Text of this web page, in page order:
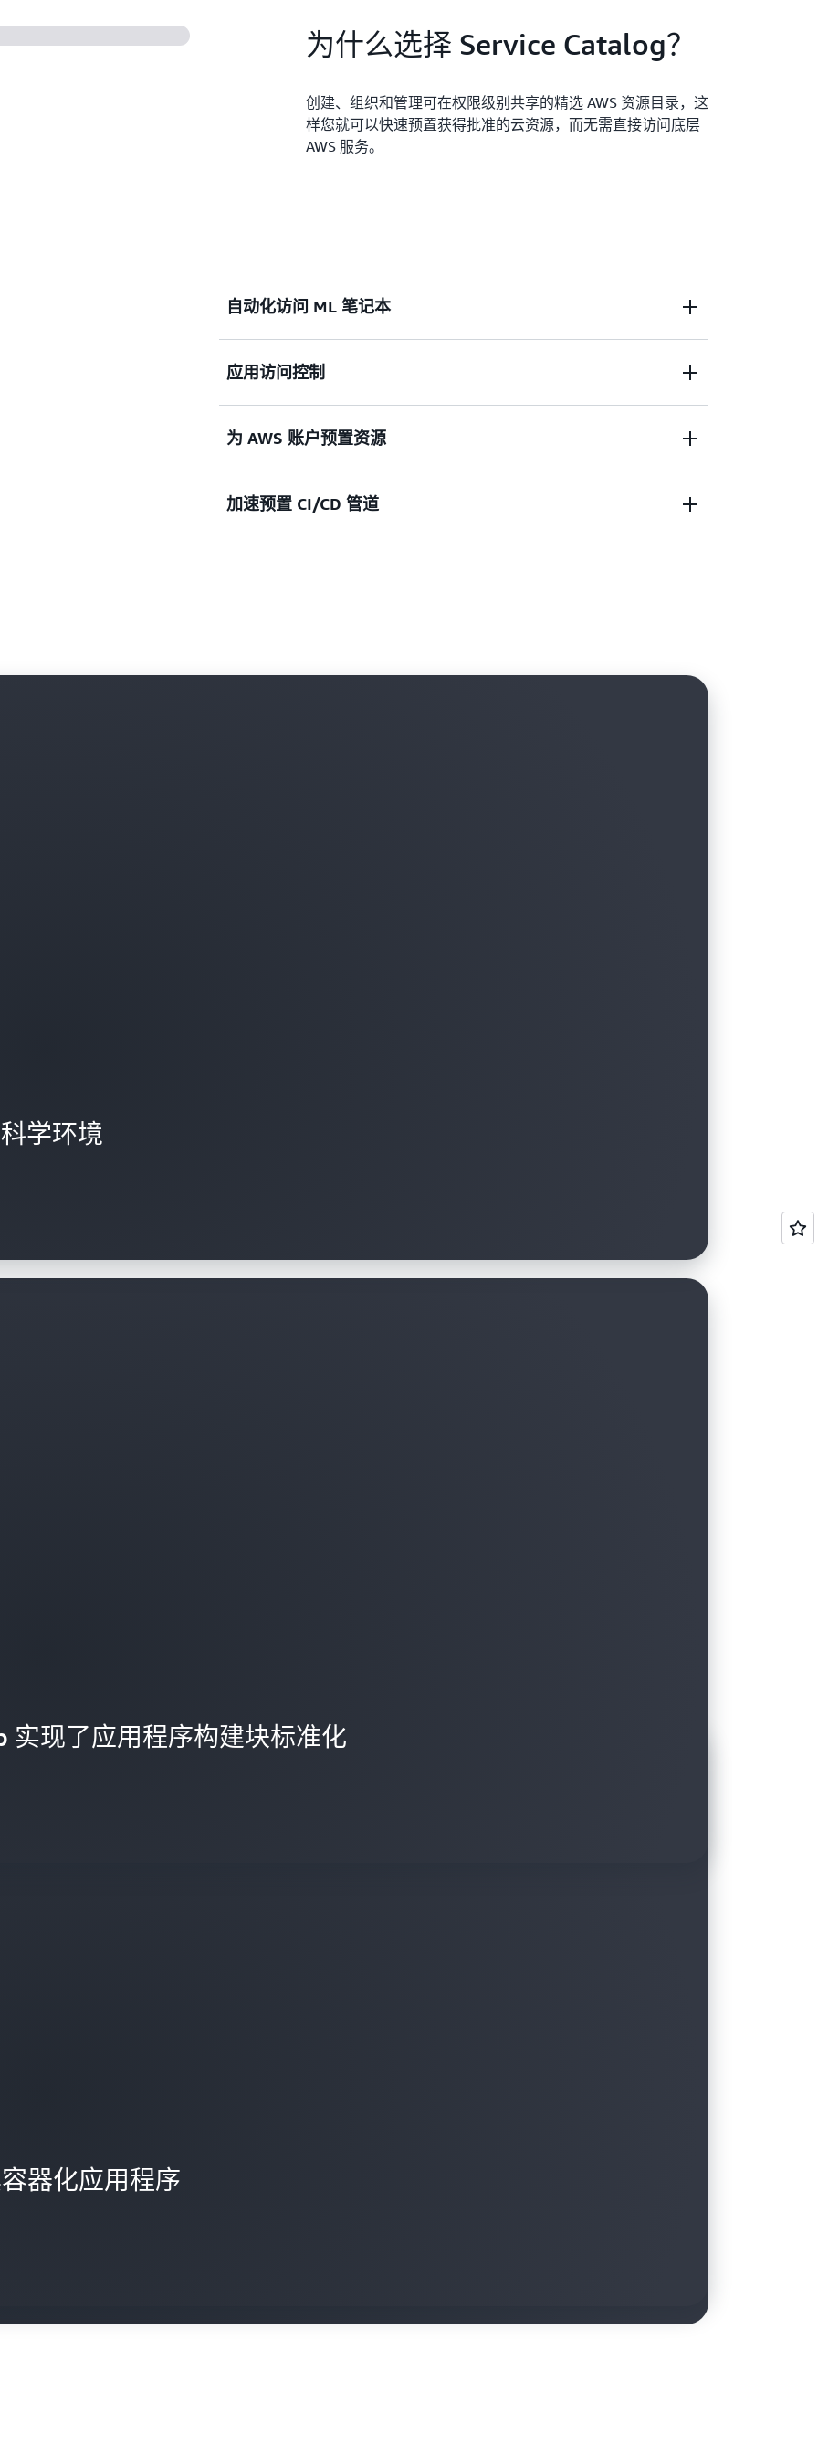
为什么选择 Service Catalog？
创建、组织和管理可在权限级别共享的精选 AWS 资源目录，这
样您就可以快速预置获得批准的云资源，而无需直接访问底层
AWS 服务。
自动化访问 ML 笔记本
为最终用户提供针对 SageMaker 机器学习 (ML) 笔记本的安全、自动访
详细了解自助式预置
应用访问控制
扩展和控制权限，以便在多账户 AWS 环境中管理资源访问。
为 AWS 账户预置资源
为新的 AWS 账户部署基准联网资源和安全工具，以便实施一致的管理。
加速预置 CI/CD 管道
学环境
现了应用程序构建块标准化
器化应用程序
建 AWS 账户